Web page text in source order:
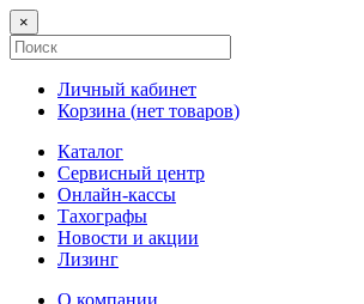
×
Личный кабинет
Корзина (нет товаров)
Каталог
Сервисный центр
Онлайн-кассы
Тахографы
Новости и акции
Лизинг
О компании